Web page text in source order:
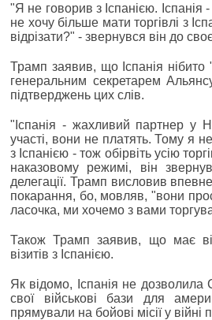
"Я не говорив з Іспанією. Іспанія
не хочу більше мати торгівлі з
відрізати?" - звернувся він до
Трамп заявив, що Іспанія нібито
генеральним секретарем
підтверджень цих слів.
"Іспанія - жахливий партнер у
участі, вони не платять. Тому я
з Іспанією - тож обірвіть усію
наказовому режимі, він
делегації. Трамп висловив
покарання, бо, мовляв, "вони
ласочка, ми хочемо з вами
Також Трамп заявив, що має
візитів з Іспанією.
Як відомо, Іспанія не
свої військові бази для
прямували на бойові місії у війні